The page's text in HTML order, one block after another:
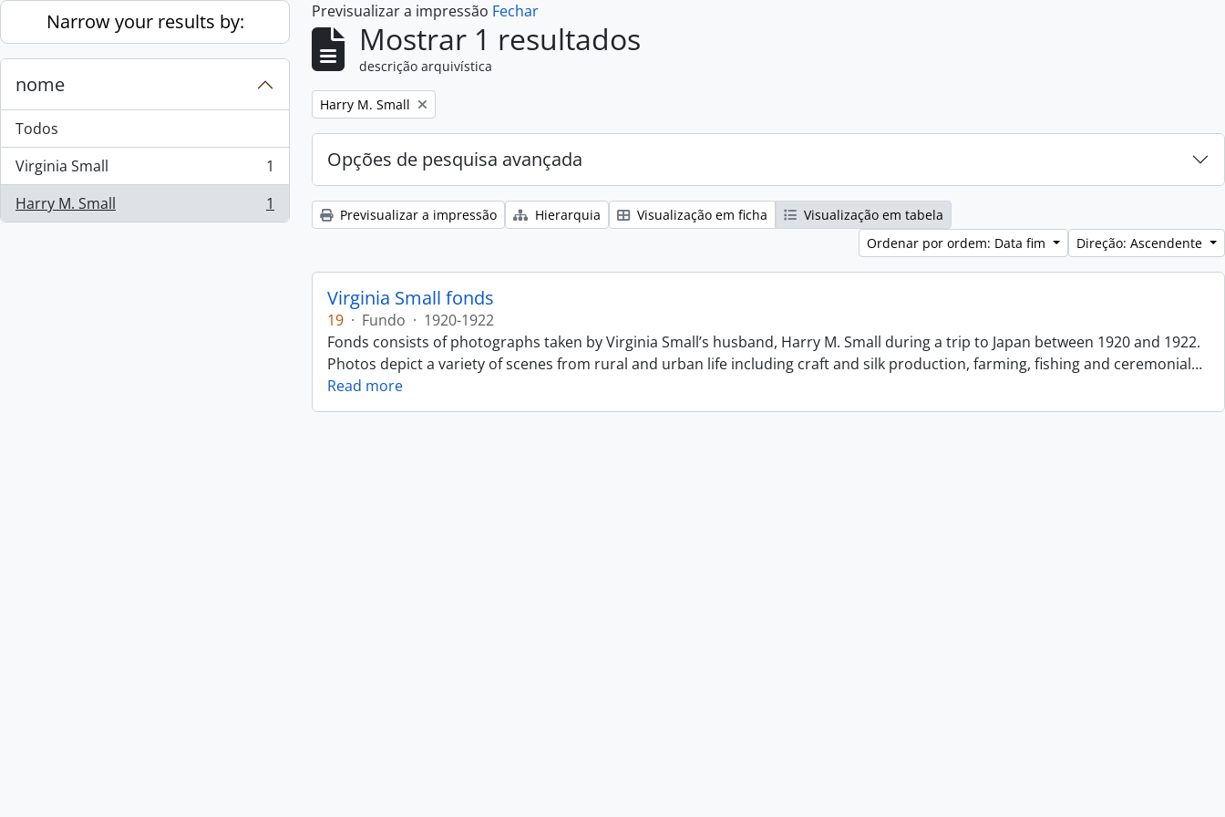
Skip to main content
Narrow your results by:
nome
Todos
Virginia Small
, 1 resultados
1
Harry M. Small
, 1 resultados 1
Previsualizar a impressão Fechar
Mostrar 1 resultados
descrição arquivística
Remove filter:
Harry M. Small
Opções de pesquisa avançada
Previsualizar a impressão Hierarquia Visualização em ficha
Visualização em tabela
Ordenar por ordem: Data fim
Direção: Ascendente
Virginia Small fonds
19 · Fundo · 1920-1922
Fonds consists of photographs taken by Virginia Small’s husband, Harry M. Small during a trip to Japan between 1920 and 1922.
Photos depict a variety of scenes from rural and urban life including craft and silk production, farming, fishing and ceremonial…
Read more